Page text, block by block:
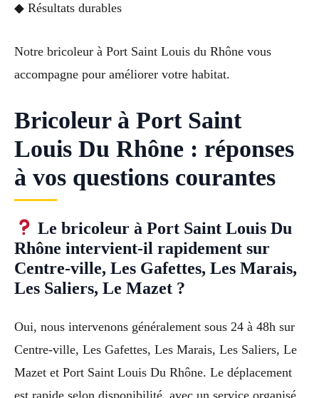
◆ Résultats durables
Notre bricoleur à Port Saint Louis du Rhône vous
accompagne pour améliorer votre habitat.
Bricoleur à Port Saint
Louis Du Rhône : réponses
à vos questions courantes
Le bricoleur à Port Saint Louis Du
Rhône intervient-il rapidement sur
Centre-ville, Les Gafettes, Les Marais,
Les Saliers, Le Mazet ?
Oui, nous intervenons généralement sous 24 à 48h sur
Centre-ville, Les Gafettes, Les Marais, Les Saliers, Le
Mazet et Port Saint Louis Du Rhône. Le déplacement
est rapide selon disponibilité, avec un service organisé